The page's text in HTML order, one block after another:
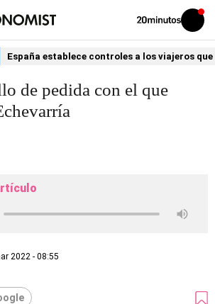
Volver
Iniciar
sesión
España establece controles a los viajeros
de pedida con el que
2022 - 08:55